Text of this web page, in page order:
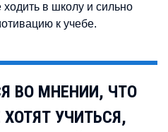
в школу и сильно
к учебе.
ВО МНЕНИИ, ЧТО
УЧИТЬСЯ,